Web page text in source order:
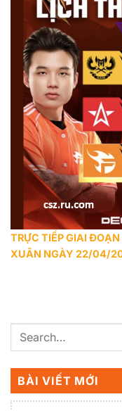
TRỰC TIẾP GIAI
XUÂN NGÀY 22/04/
BÀI VIẾT MỚI